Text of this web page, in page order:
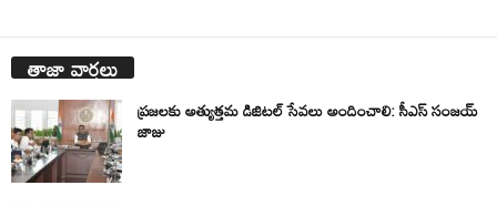
తాజా వార్తలు
ప్రజలకు అత్యుత్తమ డిజిటల్ సేవలు అందించాలి: సీఎస్ సంజయ్
జాజు